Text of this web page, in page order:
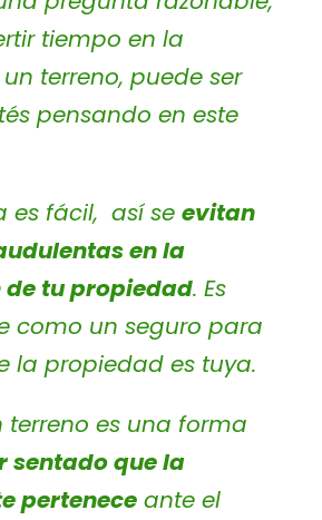
tiempo en la
terreno, puede ser
pensando en este
es fácil, así se evitan
en la
tu propiedad. Es
como un seguro para
la propiedad es tuya.
terreno es una forma
sentado que la
pertenece ante el